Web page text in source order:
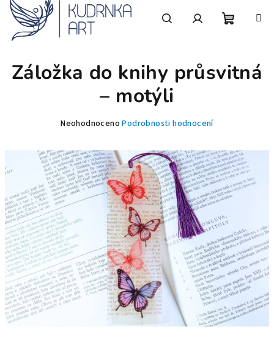
Přejít
obsah
košík
Záložka do knihy průsvitná
– motýli
Průměrné
produktu
je
0,0
z
5
hvězdiček.
Neohodnoceno Podrobnosti hodnocení